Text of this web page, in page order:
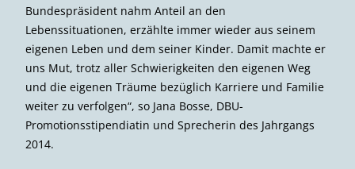
Bundespräsident nahm Anteil an den
Lebenssituationen, erzählte immer wieder aus seinem
eigenen Leben und dem seiner Kinder. Damit machte er
uns Mut, trotz aller Schwierigkeiten den eigenen Weg
und die eigenen Träume bezüglich Karriere und Familie
weiter zu verfolgen“, so Jana Bosse, DBU-
Promotionsstipendiatin und Sprecherin des Jahrgangs
2014.